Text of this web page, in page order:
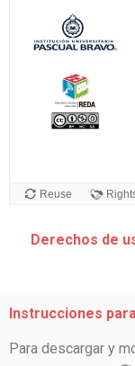
Derechos de
Instrucciones
Para descargar y